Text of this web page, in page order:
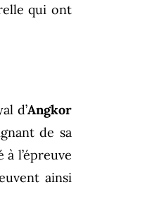
qui ont
d’Angkor
de sa
l’épreuve
ainsi